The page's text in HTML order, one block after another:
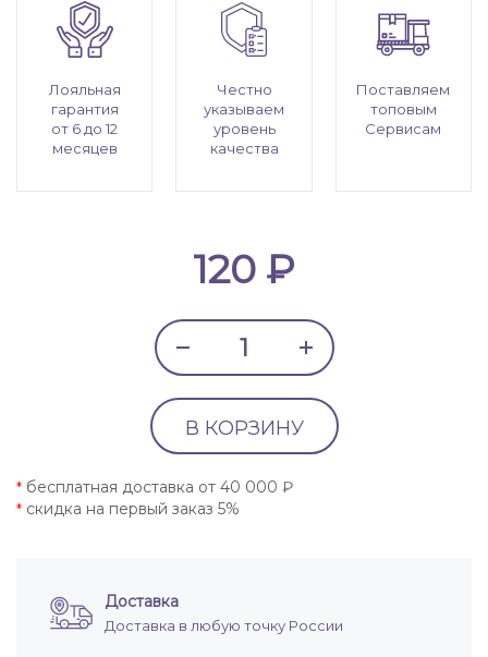
Лояльная
гарантия
от 6 до 12
месяцев
Честно
указываем
уровень
качества
Поставляем
топовым
Сервисам
120 ₽
В КОРЗИНУ
* бесплатная доставка от 40 000 ₽
* скидка на первый заказ 5%
Доставка
Доставка в любую точку России